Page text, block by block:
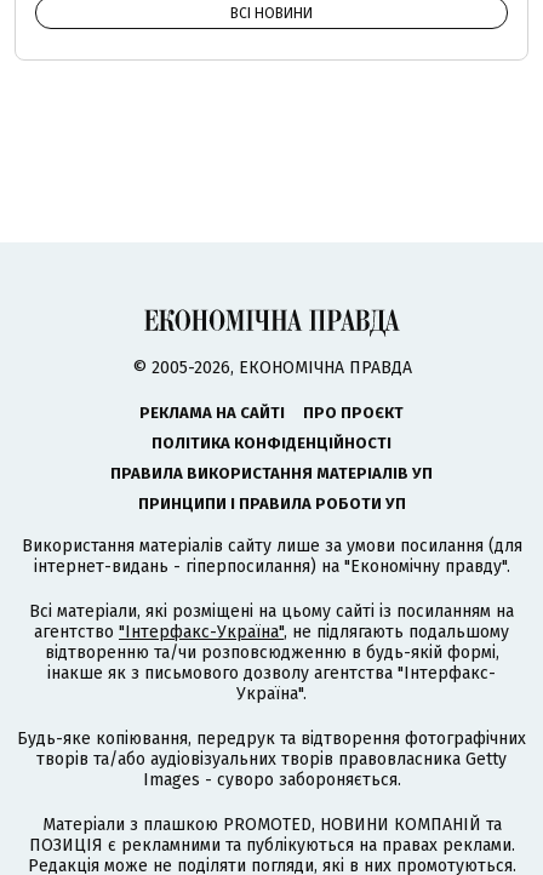
ВСІ НОВИНИ
© 2005-2026, ЕКОНОМІЧНА ПРАВДА
РЕКЛАМА НА САЙТІ
ПРО ПРОЄКТ
ПОЛІТИКА КОНФІДЕНЦІЙНОСТІ
ПРАВИЛА ВИКОРИСТАННЯ МАТЕРІАЛІВ УП
ПРИНЦИПИ І ПРАВИЛА РОБОТИ УП
Використання матеріалів сайту лише за умови посилання (для
інтернет-видань - гіперпосилання) на "Економічну правду".
Всі матеріали, які розміщені на цьому сайті із посиланням на
агентство "Інтерфакс-Україна", не підлягають подальшому
відтворенню та/чи розповсюдженню в будь-якій формі,
інакше як з письмового дозволу агентства "Інтерфакс-
Україна".
Будь-яке копіювання, передрук та відтворення фотографічних
творів та/або аудіовізуальних творів правовласника Getty
Images - суворо забороняється.
Матеріали з плашкою PROMOTED, НОВИНИ КОМПАНІЙ та
ПОЗИЦІЯ є рекламними та публікуються на правах реклами.
Редакція може не поділяти погляди, які в них промотуються.